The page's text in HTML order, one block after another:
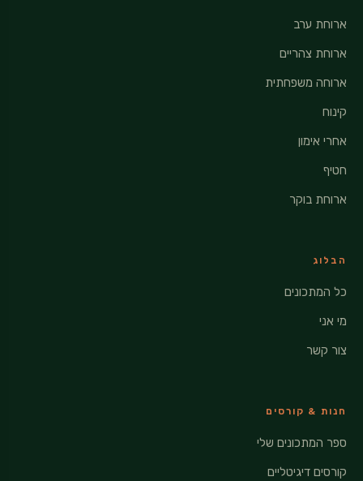
ארוחת ערב
ארוחת צהריים
ארוחה משפחתית
קינוח
אחרי אימון
חטיף
ארוחת בוקר
הבלוג
כל המתכונים
מי אני
צור קשר
חנות & קורסים
ספר המתכונים שלי
קורסים דיגיטליים